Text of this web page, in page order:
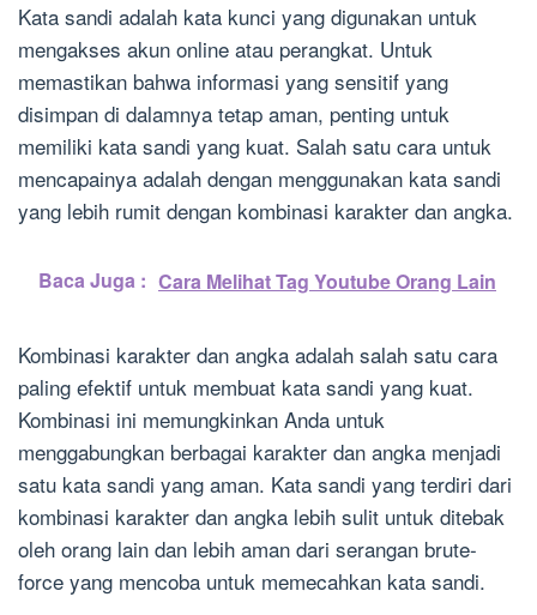
Kata sandi adalah kata kunci yang digunakan untuk
mengakses akun online atau perangkat. Untuk
memastikan bahwa informasi yang sensitif yang
disimpan di dalamnya tetap aman, penting untuk
memiliki kata sandi yang kuat. Salah satu cara untuk
mencapainya adalah dengan menggunakan kata sandi
yang lebih rumit dengan kombinasi karakter dan angka.
Baca Juga : Cara Melihat Tag Youtube Orang Lain
Kombinasi karakter dan angka adalah salah satu cara
paling efektif untuk membuat kata sandi yang kuat.
Kombinasi ini memungkinkan Anda untuk
menggabungkan berbagai karakter dan angka menjadi
satu kata sandi yang aman. Kata sandi yang terdiri dari
kombinasi karakter dan angka lebih sulit untuk ditebak
oleh orang lain dan lebih aman dari serangan brute-
force yang mencoba untuk memecahkan kata sandi.